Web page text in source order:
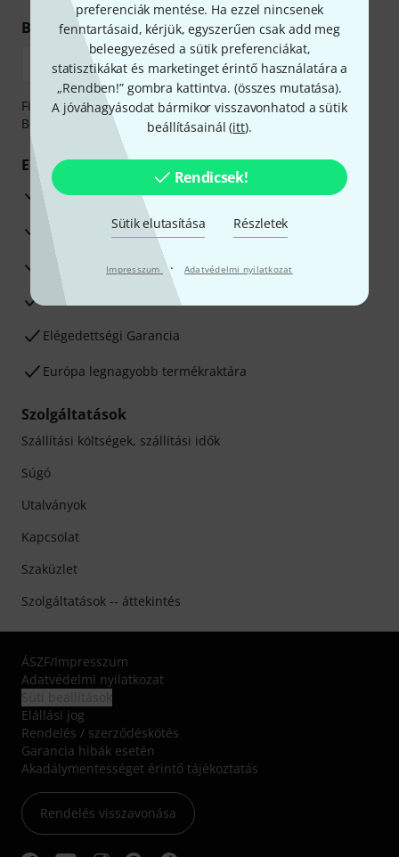
preferenciák mentése. Ha ezzel nincsenek
fenntartásaid, kérjük, egyszerűen csak add meg
beleegyezésed a sütik preferenciákat,
statisztikákat és marketinget érintő használatára a
„Rendben!” gombra kattintva. (összes mutatása).
A jóváhagyásodat bármikor visszavonhatod a sütik
beállításainál (itt).
Rendicsek!
Sütik elutasítása Részletek
Impresszum · Adatvédelmi nyilatkozat
Biztonságos vásárlás és fizetés
Fizessen biztonságosan, titkosítással: Banki átutalás vagy
Betéti- vagy hitelkártya segítségével
Előnyök
3 éves Thomann-garancia
30 napos pénzvisszafizetési garancia
Javítás/Szervizelés
Hozzáértők szaktanácsadása
Elégedettségi Garancia
Európa legnagyobb termékraktára
Szolgáltatások
Szállítási költségek, szállítási idők
Súgó
Utalványok
Kapcsolat
Szaküzlet
Szolgáltatások -- áttekintés
ÁSZF/Impresszum
Adatvédelmi nyilatkozat
Elállási jog
Rendelés / szerződéskötés
Garancia hibák esetén
Akadálymentességet érintő tájékoztatás
Rendelés visszavonása